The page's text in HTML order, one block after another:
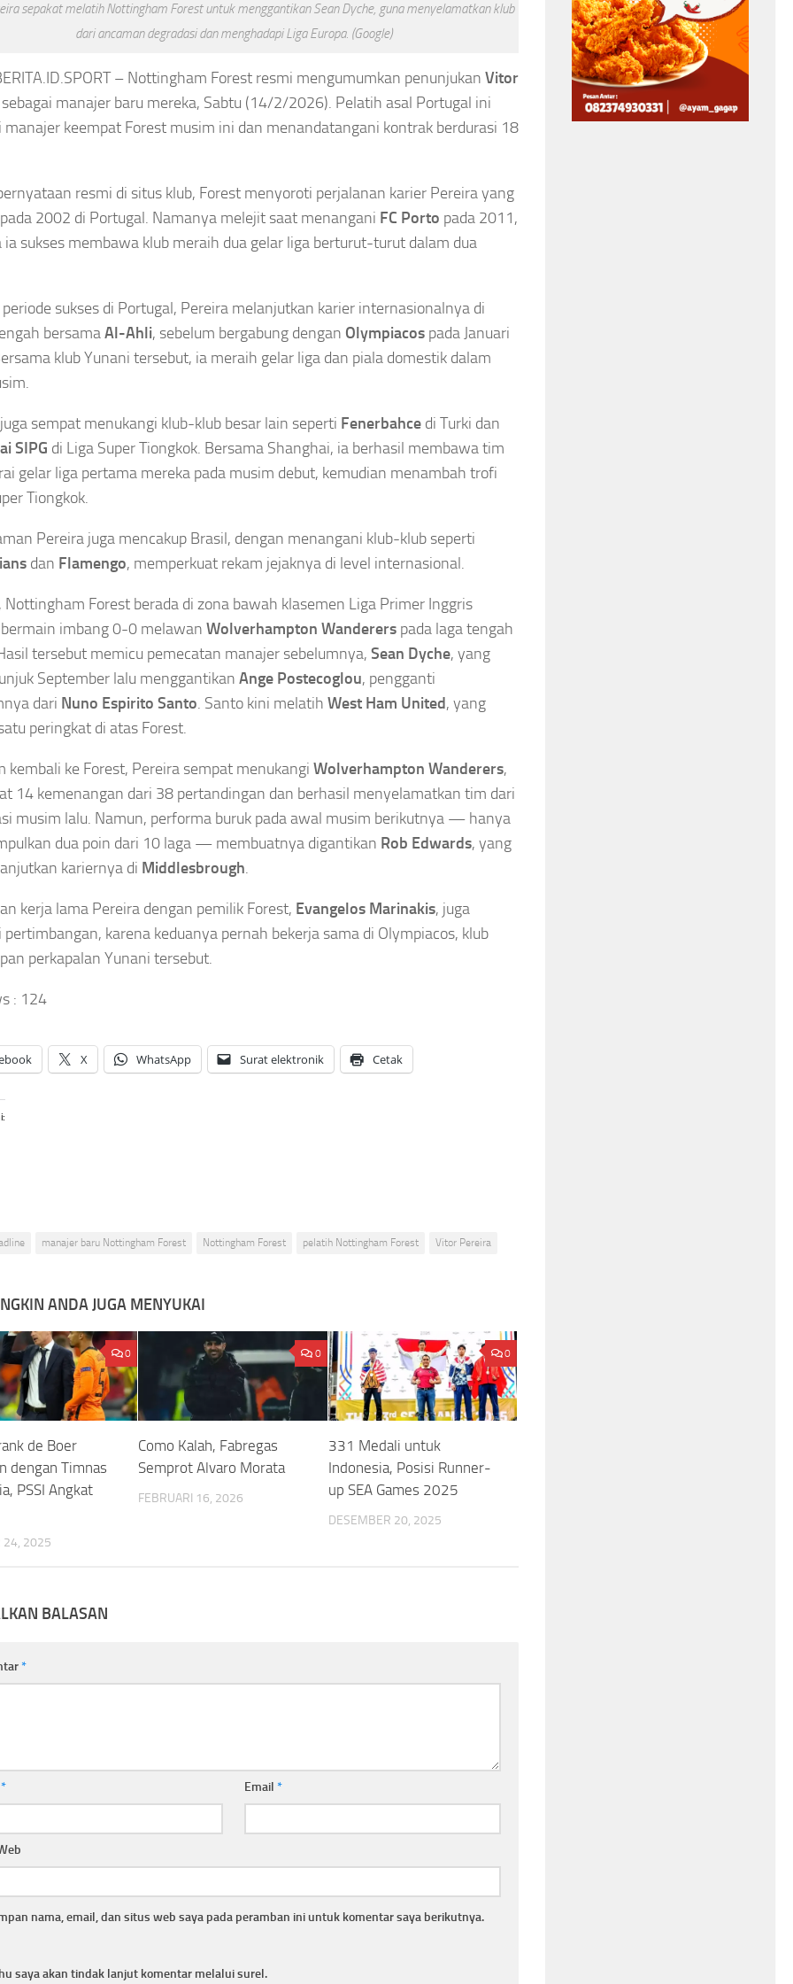
sepakat melatih Nottingham Forest untuk menggantikan Sean Dyche, guna menyelamatkan klub
dari ancaman degradasi dan menghadapi Liga Europa. (Google)
– Nottingham Forest resmi mengumumkan penunjukan Vitor
sebagai manajer baru mereka, Sabtu (14/2/2026). Pelatih asal Portugal ini
manajer keempat Forest musim ini dan menandatangani kontrak berdurasi 18
resmi di situs klub, Forest menyoroti perjalanan karier Pereira yang
2002 di Portugal. Namanya melejit saat menangani FC Porto pada 2011,
ia sukses membawa klub meraih dua gelar liga berturut-turut dalam dua
sukses di Portugal, Pereira melanjutkan karier internasionalnya di
bersamaAl-Ahli, sebelum bergabung dengan Olympiacos pada Januari
klub Yunani tersebut, ia meraih gelar liga dan piala domestik dalam
sempat menukangi klub-klub besar lain seperti Fenerbahce di Turki dan
SIPG di Liga Super Tiongkok. Bersama Shanghai, ia berhasil membawa tim
gelar liga pertama mereka pada musim debut, kemudian menambah trofi
Tiongkok.
Pereira juga mencakup Brasil, dengan menangani klub-klub seperti
dan Flamengo, memperkuat rekam jejaknya di level internasional.
Nottingham Forest berada di zona bawah klasemen Liga Primer Inggris
imbang 0-0 melawan Wolverhampton Wanderers pada laga tengah
tersebut memicu pemecatan manajer sebelumnya, Sean Dyche, yang
September lalu menggantikan Ange Postecoglou, pengganti
dari Nuno Espirito Santo. Santo kini melatih West Ham United, yang
peringkat di atas Forest.
kembali ke Forest, Pereira sempat menukangi Wolverhampton Wanderers,
14 kemenangan dari 38 pertandingan dan berhasil menyelamatkan tim dari
musim lalu. Namun, performa buruk pada awal musim berikutnya — hanya
dua poin dari 10 laga — membuatnya digantikan Rob Edwards, yang
kariernya di Middlesbrough.
kerja lama Pereira dengan pemilik Forest, Evangelos Marinakis, juga
pertimbangan, karena keduanya pernah bekerja sama di Olympiacos, klub
perkapalan Yunani tersebut.
: 124
X WhatsApp Surat elektronik Cetak
manajer baru Nottingham Forest Nottingham Forest pelatih Nottingham Forest Vitor Pereira
ANDA JUGA MENYUKAI
0
de Boer
dengan Timnas
PSSI Angkat
24, 2025
0
Como Kalah, Fabregas
Semprot Alvaro Morata
FEBRUARI 16, 2026
0
331 Medali untuk
Indonesia, Posisi Runner-
up SEA Games 2025
DESEMBER 20, 2025
BALASAN
*
* Email*
nama, email, dan situs web saya pada peramban ini untuk komentar saya berikutnya.
saya akan tindak lanjut komentar melalui surel.
Banda
Buka
Agustus 8, 2026
Kencana Padam,
Kemenhut Tutup
Sementara Jalur
Pendakian Gunung
PSEL Makassar, TPA
Bakal Berubah Jadi
Fasilitas Modern
Tanpa Bau
Masters
Herry IP
Asa
Bakal
NASIONAL
5 Tren Kebaya
2026 yang
Penampilan
Makin
Anggun,Nomor
Asep
7, 2026
OLAHRAGA
Megawati
Perhatian
Korea
Selatan,
Julukan
Berkerudung
Melekat
pada Sang
Bintang Voli
Asep
Agustus
7, 2026